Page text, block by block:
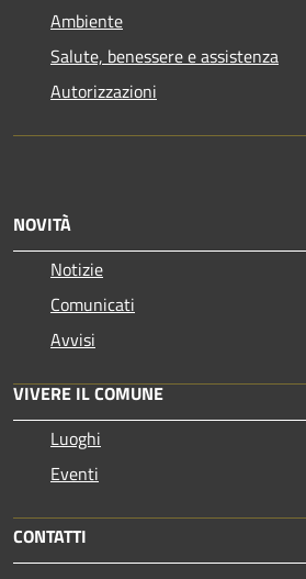
Ambiente
Salute, benessere e assistenza
Autorizzazioni
NOVITÀ
Notizie
Comunicati
Avvisi
VIVERE IL COMUNE
Luoghi
Eventi
CONTATTI